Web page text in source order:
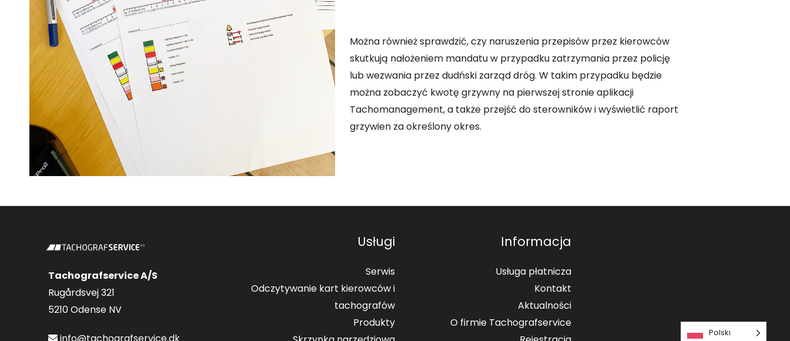
Można również sprawdzić, czy naruszenia przepisów przez kierowców
skutkują nałożeniem mandatu w przypadku zatrzymania przez policję
lub wezwania przez dudński zarząd dróg. W takim przypadku będzie
można zobaczyć kwotę grzywny na pierwszej stronie aplikacji
Tachomanagement, a także przejść do sterowników i wyświetlić raport
grzywien za określony okres.
Tachografservice A/S
Rugårdsvej 321
5210 Odense NV
info@tachografservice.dk
Usługi
Serwis
Odczytywanie kart kierowców i
tachografów
Produkty
Informacja
Usługa płatnicza
Kontakt
Aktualności
O firmie Tachografservice
Polski